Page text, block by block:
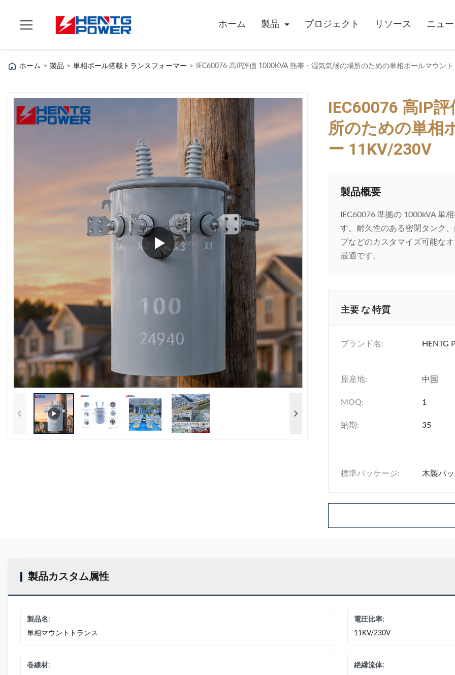
ホーム 製品 プロジェクト リソース ニュ
ホーム > 製品 > 単相ポール搭載トランスフォーマー > IEC60076 高IP評価 1000KVA 熱帯・湿気気候の場所のための単相ポールマウン
IEC60076 高IP
所のための単相
ー 11KV/230V
製品概要
IEC60076 準拠の 1000kVA 単
す。耐久性のある密閉タンク
プなどのカスタマイズ可能な
最適です。
主要 な 特質
ブランド名: HENTG
原産地: 中国
MOQ: 1
納期: 35
標準パッケージ: 木製パ
製品カスタム属性
製品名:
単相マウントトランス
電圧比率:
11KV/230V
巻線材:
絶縁流体: